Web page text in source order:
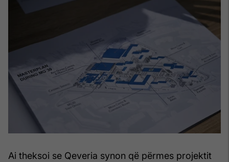
Ai theksoi se Qeveria synon që përmes projektit